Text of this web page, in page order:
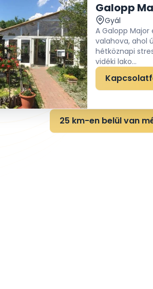
Galopp
Gyál
A Galopp
valahova, ahol
hétköznapi
vidéki lako...
25 km-en belül van